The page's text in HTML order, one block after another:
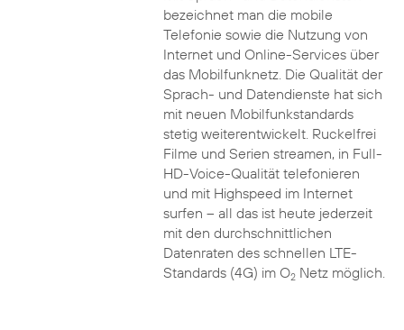
bezeichnet man die mobile
Telefonie sowie die Nutzung von
Internet und Online-Services über
das Mobilfunknetz. Die Qualität der
Sprach- und Datendienste hat sich
mit neuen Mobilfunkstandards
stetig weiterentwickelt. Ruckelfrei
Filme und Serien streamen, in Full-
HD-Voice-Qualität telefonieren
und mit Highspeed im Internet
surfen – all das ist heute jederzeit
mit den durchschnittlichen
Datenraten des schnellen LTE-
Standards (4G) im O2Netz möglich.